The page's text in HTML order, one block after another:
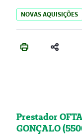
NOVAS AQUISIÇÕES
Prestador
GONÇALO